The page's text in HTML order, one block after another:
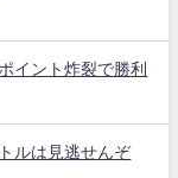
イント炸裂で勝利
ルは見逃せんぞ